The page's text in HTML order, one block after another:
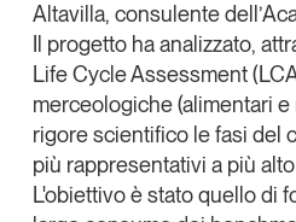
Altavilla, consulente dell’
Il progetto ha analizzato,
Life Cycle Assessment
merceologiche (alimentari
rigore scientifico le fasi del
più rappresentativi a più
L'obiettivo è stato quello di